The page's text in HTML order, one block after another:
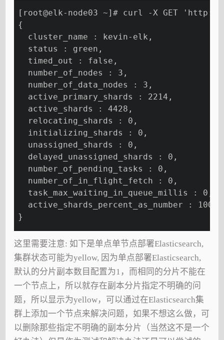
[root@elk-node03 ~]# curl -X GET
{
  cluster_name : kevin-elk,
  status : green,
  timed_out : false,
  number_of_nodes : 3,
  number_of_data_nodes : 3,
  active_primary_shards : 2214,
  active_shards : 4428,
  relocating_shards : 0,
  initializing_shards : 0,
  unassigned_shards : 0,
  delayed_unassigned_shards : 0,
  number_of_pending_tasks : 0,
  number_of_in_flight_fetch : 0,
  task_max_waiting_in_queue_millis : 0,
  active_shards_percent_as_number : 100.0
}
这里需要注意: 如下是单点单节点部署Elasticsearch,
集群状态可能为yellow, 因为单点部署Elasticsearch,
默认的分片副本数目配置为1，而相同的分片不能在
一个节点上，所以就存在副本分片指定不明确的问
题，所以显示为yellow，可以通过在Elasticsearch集
群上添加一个节点来解决问题，如果不想这么做，可
以删除那些指定不明确的副本分片（当然这不是一个